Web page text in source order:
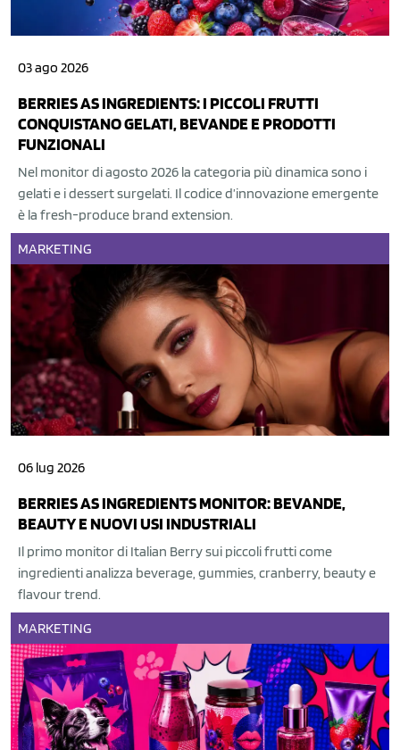
03 ago 2026
BERRIES AS INGREDIENTS: I PICCOLI FRUTTI
CONQUISTANO GELATI, BEVANDE E PRODOTTI
FUNZIONALI
Nel monitor di agosto 2026 la categoria più dinamica sono i
gelati e i dessert surgelati. Il codice d’innovazione emergente
è la fresh-produce brand extension.
MARKETING
06 lug 2026
BERRIES AS INGREDIENTS MONITOR: BEVANDE,
BEAUTY E NUOVI USI INDUSTRIALI
Il primo monitor di Italian Berry sui piccoli frutti come
ingredienti analizza beverage, gummies, cranberry, beauty e
flavour trend.
MARKETING